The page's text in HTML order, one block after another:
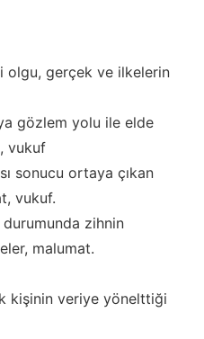
olgu, gerçek ve ilkelerin
gözlem yolu ile elde
vukuf
sonucu ortaya çıkan
vukuf.
zihnin
malumat.
kişinin veriye yönelttiği